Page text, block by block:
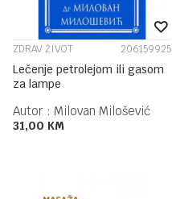
ZDRAV ŽIVOT 206159925
Lečenje petrolejom ili gasom
za lampe
Autor : Milovan Milošević
31,00 KM